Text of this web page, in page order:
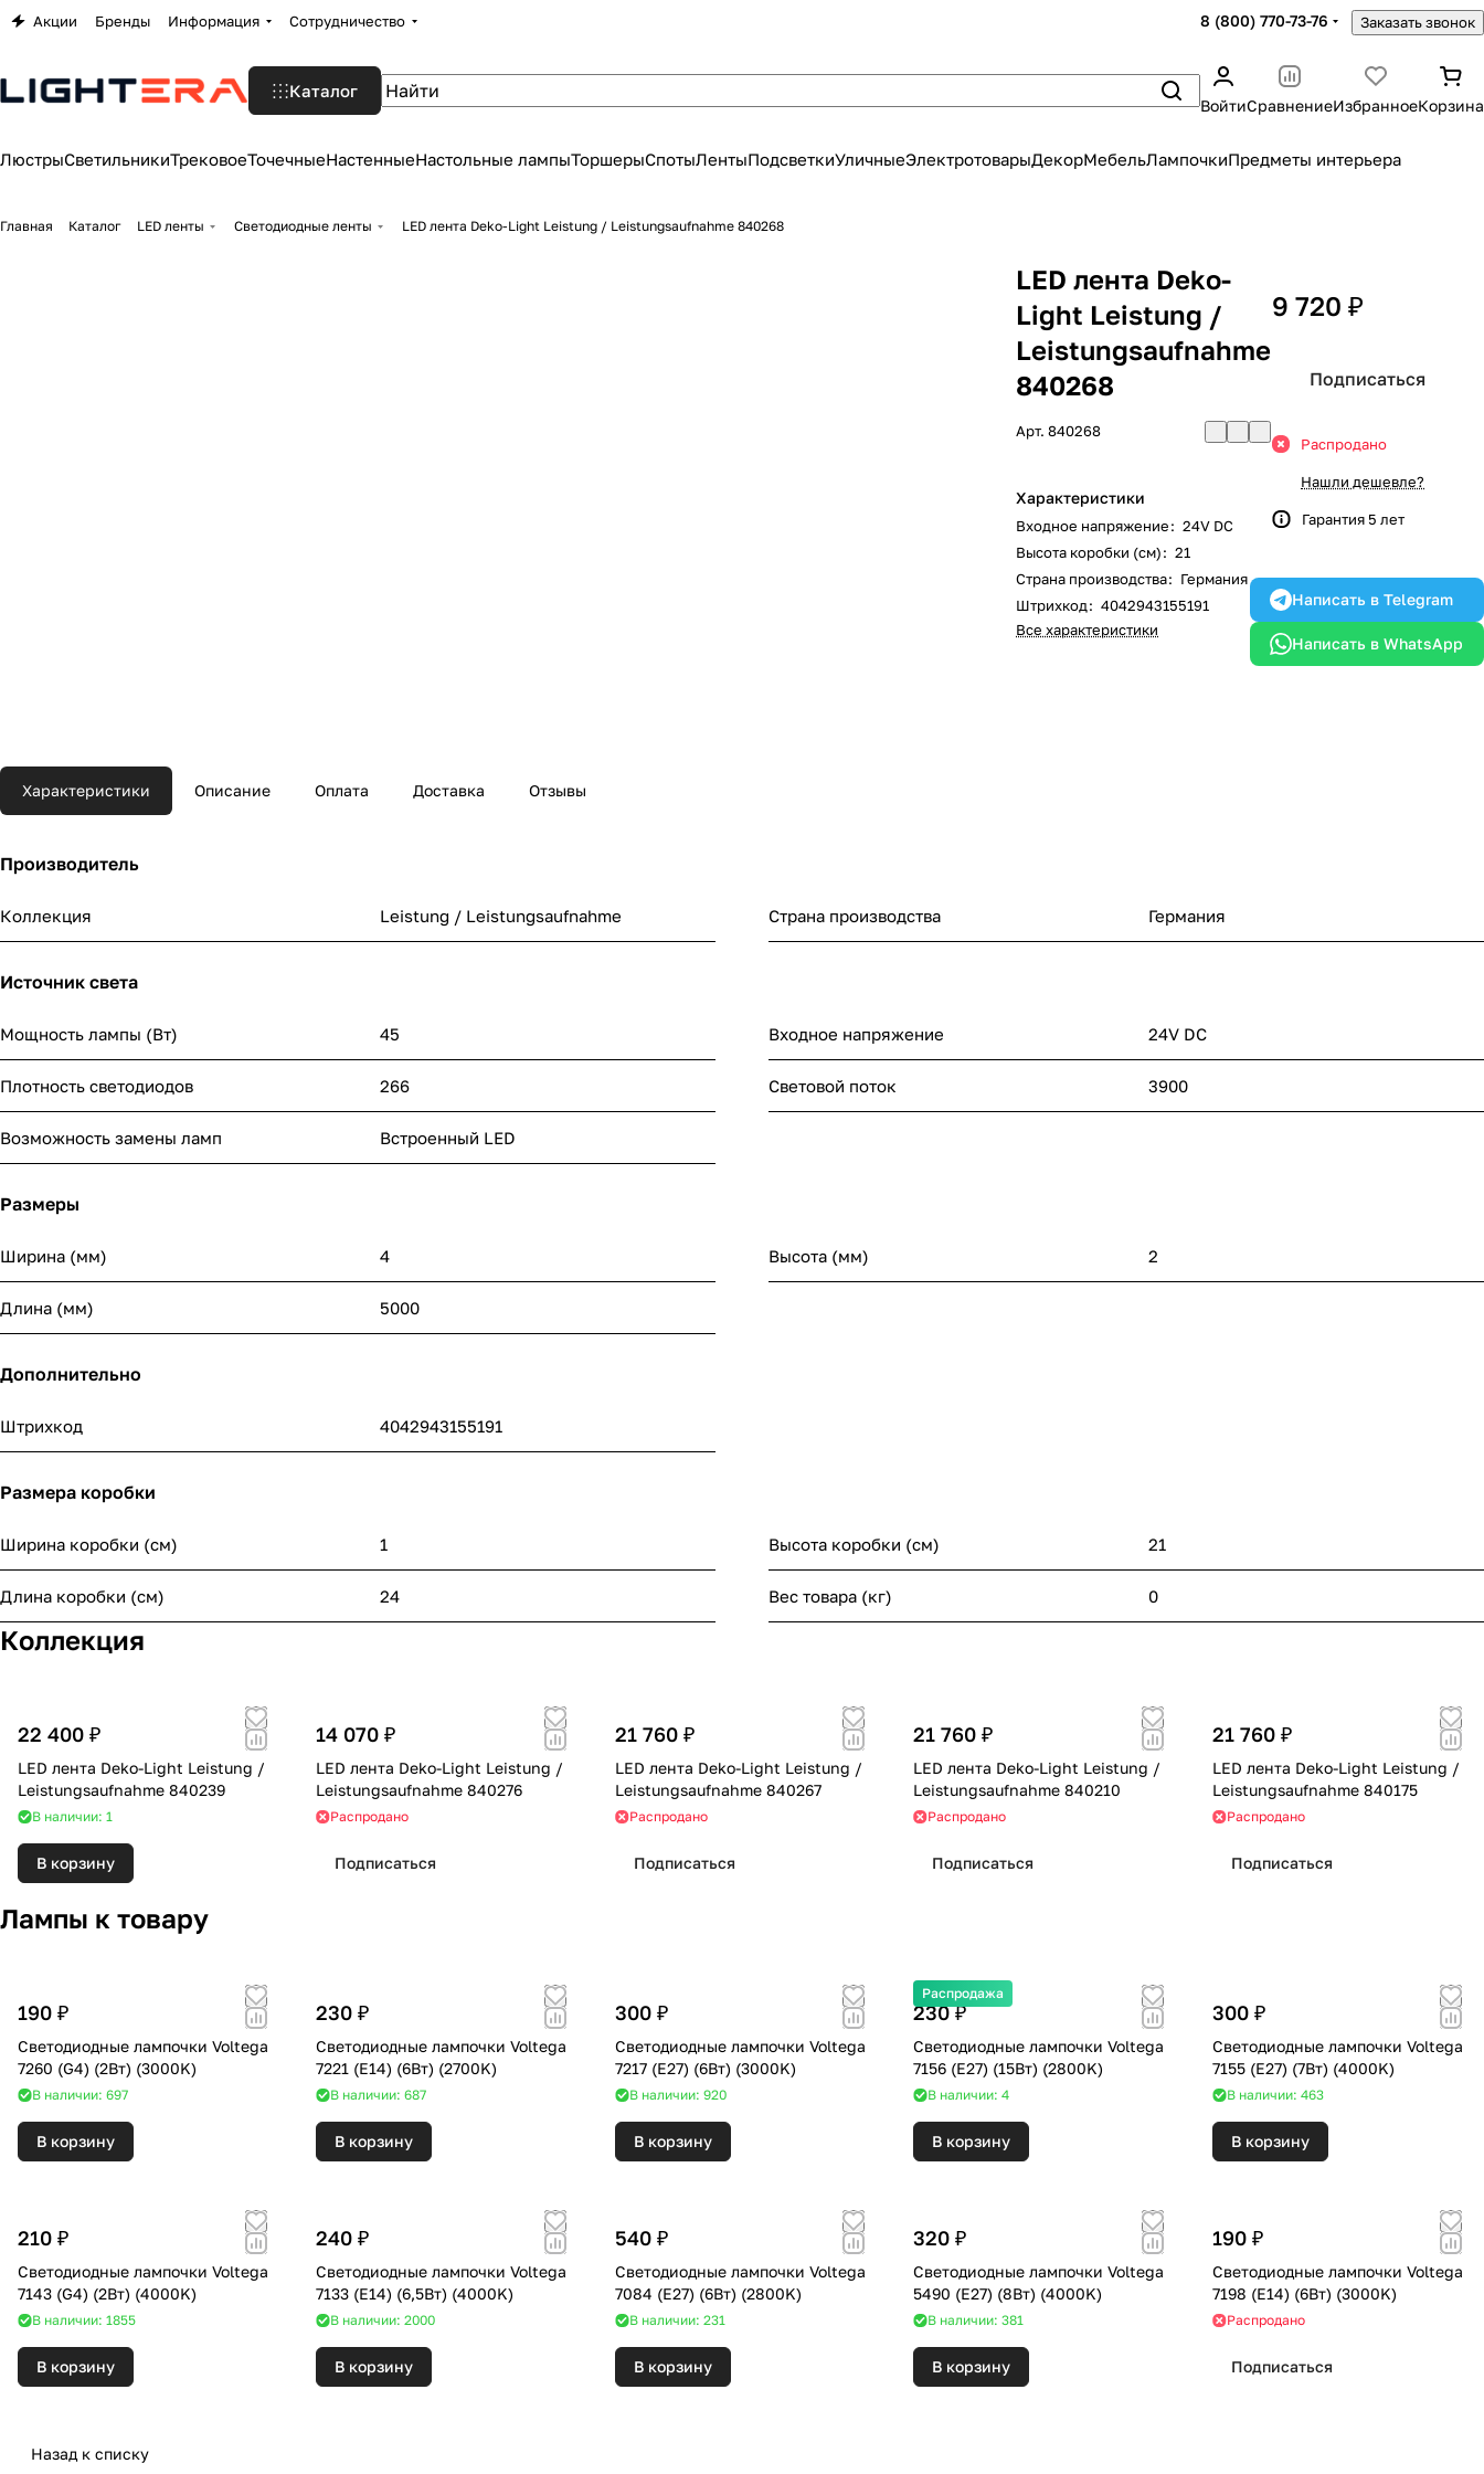
Акции Бренды Информация Сотрудничество 8 (800) 770-73-76 Заказать звонок
Каталог
ВойтиСравнениеИзбранноеКорзина
ЛюстрыСветильникиТрековоеТочечныеНастенныеНастольные лампыТоршерыСпотыЛентыПодсветкиУличныеЭлектротоварыДекорМебельЛампочкиПредметы интерьера
Главная Каталог LED ленты Светодиодные ленты LED лента Deko-Light Leistung / Leistungsaufnahme 840268
LED лента Deko-
Light Leistung /
Leistungsaufnahme
840268
Арт. 840268
Характеристики
Входное напряжение: 24V DC
Высота коробки (см): 21
Страна производства: Германия
Штрихкод: 4042943155191
Все характеристики
9 720 ₽
Подписаться
Распродано
Нашли дешевле?
Гарантия 5 лет
Написать в Telegram
Написать в WhatsApp
Характеристики Описание Оплата Доставка Отзывы
Производитель
Коллекция Leistung / Leistungsaufnahme Страна производства Германия
Источник света
Мощность лампы (Вт) 45 Входное напряжение 24V DC
Плотность светодиодов 266 Световой поток 3900
Возможность замены ламп Встроенный LED
Размеры
Ширина (мм) 4 Высота (мм) 2
Длина (мм) 5000
Дополнительно
Штрихкод 4042943155191
Размера коробки
Ширина коробки (см) 1 Высота коробки (см) 21
Длина коробки (см) 24 Вес товара (кг) 0
Коллекция
22 400 ₽
LED лента Deko-Light Leistung /
Leistungsaufnahme 840239
В наличии: 1
В корзину
14 070 ₽
LED лента Deko-Light Leistung /
Leistungsaufnahme 840276
Распродано
Подписаться
21 760 ₽
LED лента Deko-Light Leistung /
Leistungsaufnahme 840267
Распродано
Подписаться
21 760 ₽
LED лента Deko-Light Leistung /
Leistungsaufnahme 840210
Распродано
Подписаться
21 760 ₽
LED лента Deko-Light Leistung /
Leistungsaufnahme 840175
Распродано
Подписаться
Лампы к товару
190 ₽
Светодиодные лампочки Voltega
7260 (G4) (2Вт) (3000K)
В наличии: 697
В корзину
230 ₽
Светодиодные лампочки Voltega
7221 (E14) (6Вт) (2700K)
В наличии: 687
В корзину
300 ₽
Светодиодные лампочки Voltega
7217 (E27) (6Вт) (3000K)
В наличии: 920
В корзину
Распродажа
230 ₽
Светодиодные лампочки Voltega
7156 (E27) (15Вт) (2800K)
В наличии: 4
В корзину
300 ₽
Светодиодные лампочки Voltega
7155 (E27) (7Вт) (4000K)
В наличии: 463
В корзину
210 ₽
Светодиодные лампочки Voltega
7143 (G4) (2Вт) (4000K)
В наличии: 1855
В корзину
240 ₽
Светодиодные лампочки Voltega
7133 (E14) (6,5Вт) (4000K)
В наличии: 2000
В корзину
540 ₽
Светодиодные лампочки Voltega
7084 (E27) (6Вт) (2800K)
В наличии: 231
В корзину
320 ₽
Светодиодные лампочки Voltega
5490 (E27) (8Вт) (4000K)
В наличии: 381
В корзину
190 ₽
Светодиодные лампочки Voltega
7198 (E14) (6Вт) (3000K)
Распродано
Подписаться
Назад к списку